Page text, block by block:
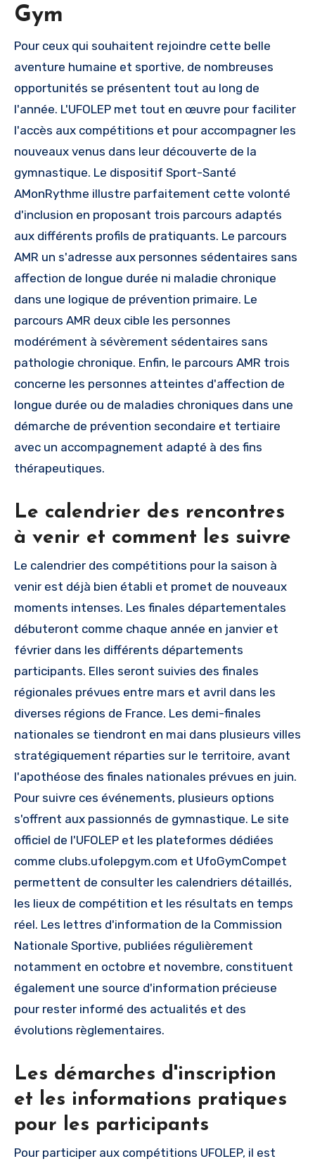
Gym
Pour ceux qui souhaitent rejoindre cette belle
aventure humaine et sportive, de nombreuses
opportunités se présentent tout au long de
l'année. L'UFOLEP met tout en œuvre pour faciliter
l'accès aux compétitions et pour accompagner les
nouveaux venus dans leur découverte de la
gymnastique. Le dispositif Sport-Santé
AMonRythme illustre parfaitement cette volonté
d'inclusion en proposant trois parcours adaptés
aux différents profils de pratiquants. Le parcours
AMR un s'adresse aux personnes sédentaires sans
affection de longue durée ni maladie chronique
dans une logique de prévention primaire. Le
parcours AMR deux cible les personnes
modérément à sévèrement sédentaires sans
pathologie chronique. Enfin, le parcours AMR trois
concerne les personnes atteintes d'affection de
longue durée ou de maladies chroniques dans une
démarche de prévention secondaire et tertiaire
avec un accompagnement adapté à des fins
thérapeutiques.
Le calendrier des rencontres
à venir et comment les suivre
Le calendrier des compétitions pour la saison à
venir est déjà bien établi et promet de nouveaux
moments intenses. Les finales départementales
débuteront comme chaque année en janvier et
février dans les différents départements
participants. Elles seront suivies des finales
régionales prévues entre mars et avril dans les
diverses régions de France. Les demi-finales
nationales se tiendront en mai dans plusieurs villes
stratégiquement réparties sur le territoire, avant
l'apothéose des finales nationales prévues en juin.
Pour suivre ces événements, plusieurs options
s'offrent aux passionnés de gymnastique. Le site
officiel de l'UFOLEP et les plateformes dédiées
comme clubs.ufolepgym.com et UfoGymCompet
permettent de consulter les calendriers détaillés,
les lieux de compétition et les résultats en temps
réel. Les lettres d'information de la Commission
Nationale Sportive, publiées régulièrement
notamment en octobre et novembre, constituent
également une source d'information précieuse
pour rester informé des actualités et des
évolutions règlementaires.
Les démarches d'inscription
et les informations pratiques
pour les participants
Pour participer aux compétitions UFOLEP, il est